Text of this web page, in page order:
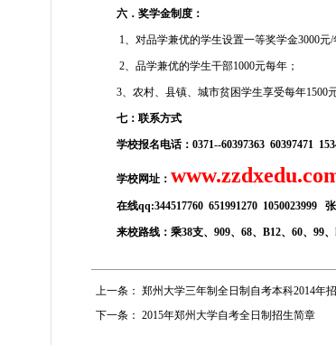
六．奖学金制度：
1、对品学兼优的学生设置一等奖学金3000元
2、品学兼优的学生干部1000元每年；
3、农村、县镇、城市贫困学生享受每年1500元
七：联系方式
学校报名电话： 0371--60397363 60397471
学校网址：
在线qq:344517760 651991270 1050023999
来校路线：乘38支、909、68、B12、60、99
上一条： 郑州大学三年制全日制自考本科2014年
下一条： 2015年郑州大学自考全日制招生简章